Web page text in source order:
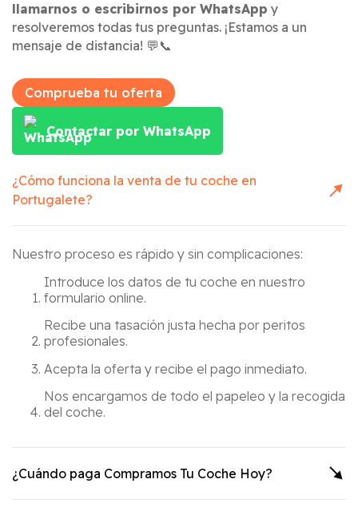
llamarnos o escribirnos por WhatsApp y
resolveremos todas tus preguntas. ¡Estamos a un
mensaje de distancia! 💬📞
Comprueba tu oferta
Contactar por WhatsApp
¿Cómo funciona la venta de tu coche en
Portugalete?
Nuestro proceso es rápido y sin complicaciones:
Introduce los datos de tu coche en nuestro
formulario online.
Recibe una tasación justa hecha por peritos
profesionales.
Acepta la oferta y recibe el pago inmediato.
Nos encargamos de todo el papeleo y la recogida
del coche.
¿Cuándo paga Compramos Tu Coche Hoy?